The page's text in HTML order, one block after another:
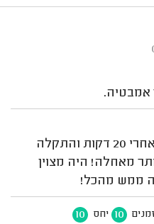
אמבטיה.
הוא הגיע בזריזות אחרי 20 דקות והתקלה
מאחלה! היה מצוין
ממש מהכל!
זמנים 10 יחס 10